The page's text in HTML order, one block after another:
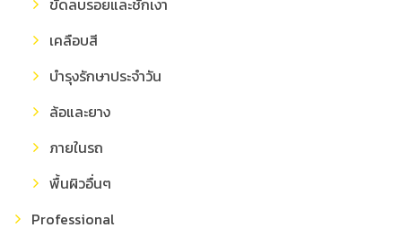
เคลือบสี
บำรุงรักษาประจำวัน
ล้อและยาง
ภายในรถ
พื้นผิวอื่นๆ
Professional